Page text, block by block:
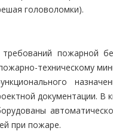
головоломки).
пожарной
техническому
документации. В
при пожаре.